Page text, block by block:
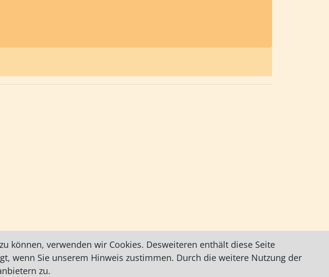
können, verwenden wir Cookies. Desweiteren enthält diese Seite
wenn Sie unserem Hinweis zustimmen. Durch die weitere Nutzung der
zu.